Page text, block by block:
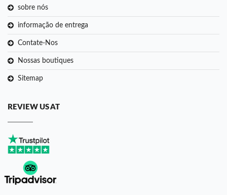
sobre nós
informação de entrega
Contate-Nos
Nossas boutiques
Sitemap
REVIEW US AT